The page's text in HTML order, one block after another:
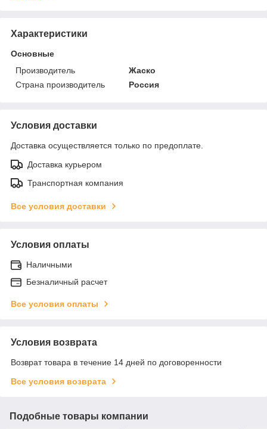
Характеристики
Основные
Производитель
Жаско
Страна производитель
Россия
Условия доставки
Доставка осуществляется только по предоплате.
Доставка курьером
Транспортная компания
Все условия доставки
Условия оплаты
Наличными
Безналичный расчет
Все условия оплаты
Условия возврата
Возврат товара в течение 14 дней по договоренности
Все условия возврата
Подобные товары компании